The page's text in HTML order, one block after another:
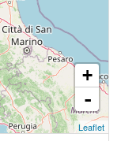
+
-
Leaflet